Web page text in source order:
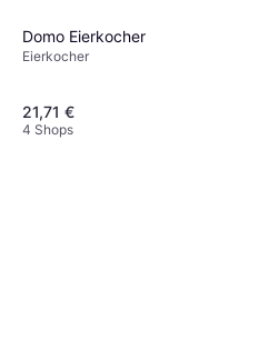
Domo Eierkocher
Eierkocher
21,71 €
4 Shops